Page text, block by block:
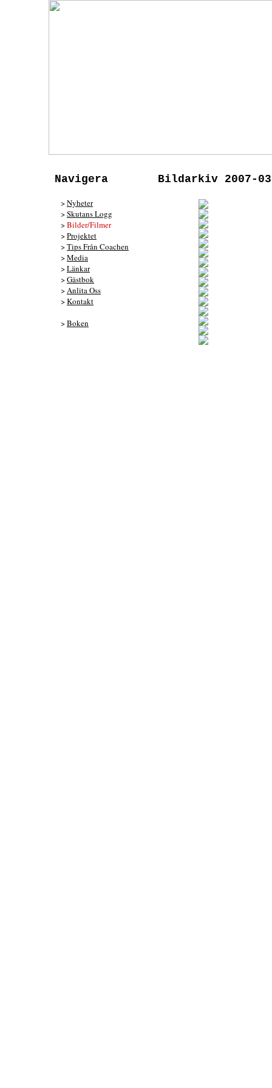
Navigera
>Nyheter
>Skutans Logg
>Bilder/Filmer
>Projektet
>Tips Från Coachen
>Media
>Länkar
>Gästbok
>Anlita Oss
>Kontakt
>Boken
Bildarkiv 2007-